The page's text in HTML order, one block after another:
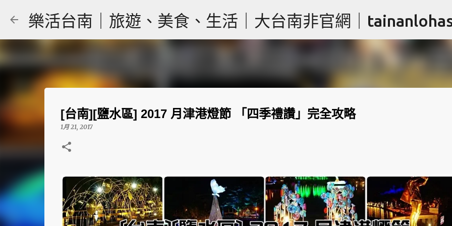
跳到主要內容
樂活台南｜旅遊、美食、生活｜大台南非官網｜
[台南][鹽水區] 2017 月津港燈節 「四季禮讚」完全攻略
1月 21, 2017